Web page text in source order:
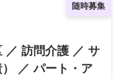
随時募集
／ 訪問介護 ／ サ
／ パート・ア